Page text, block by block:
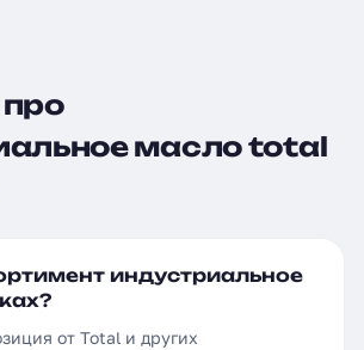
масло total
индустриальное
от Total и других